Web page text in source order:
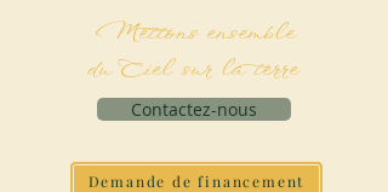
Mettons ensemble
du Ciel sur la terre
Contactez-nous
Demande de financement